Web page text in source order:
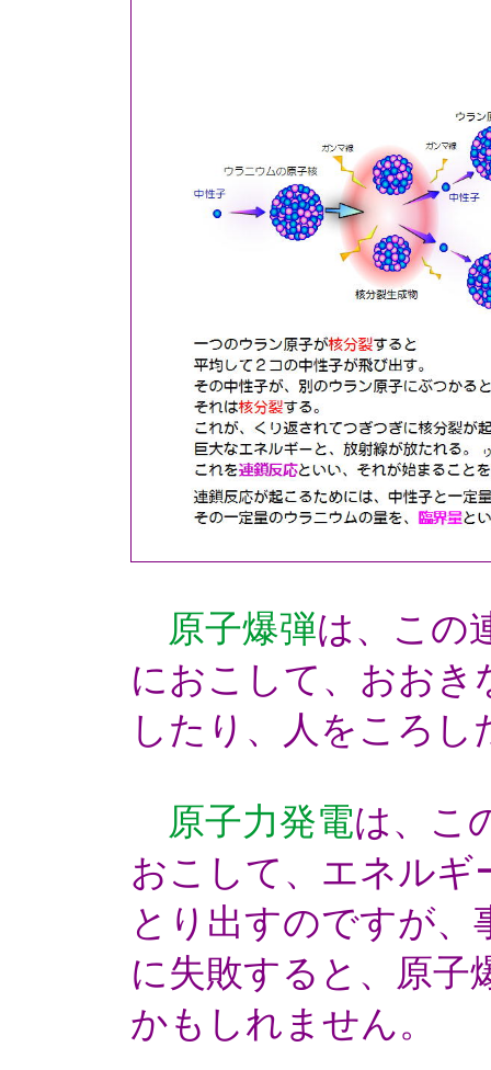
原子爆弾は、この
におこして、おお
したり、人をころ
原子力発電は、こ
おこして、エネル
とり出すのですが
に失敗すると、原子
かもしれません。